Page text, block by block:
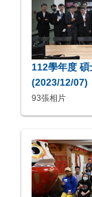
112學年度
(2023/12/07)
93張相片